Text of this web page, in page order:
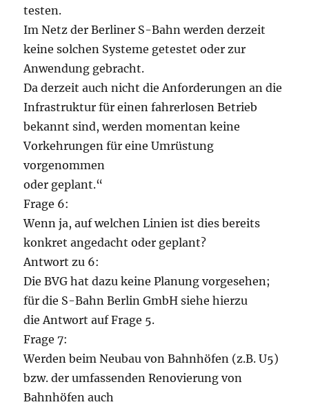
testen.
Im Netz der Berliner S-Bahn werden derzeit
keine solchen Systeme getestet oder zur
Anwendung gebracht.
Da derzeit auch nicht die Anforderungen an die
Infrastruktur für einen fahrerlosen Betrieb
bekannt sind, werden momentan keine
Vorkehrungen für eine Umrüstung
vorgenommen
oder geplant.“
Frage 6:
Wenn ja, auf welchen Linien ist dies bereits
konkret angedacht oder geplant?
Antwort zu 6:
Die BVG hat dazu keine Planung vorgesehen;
für die S-Bahn Berlin GmbH siehe hierzu
die Antwort auf Frage 5.
Frage 7:
Werden beim Neubau von Bahnhöfen (z.B. U5)
bzw. der umfassenden Renovierung von
Bahnhöfen auch